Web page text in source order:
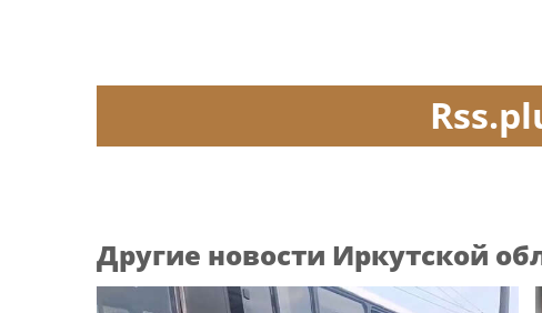
Другие новости Иркутской